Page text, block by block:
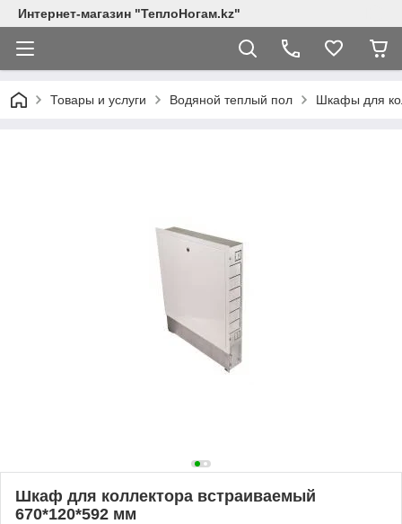
Интернет-магазин "ТеплоНогам.kz"
Товары и услуги Водяной теплый пол Шкафы для
Шкаф для коллектора встраиваемый
670*120*592 мм